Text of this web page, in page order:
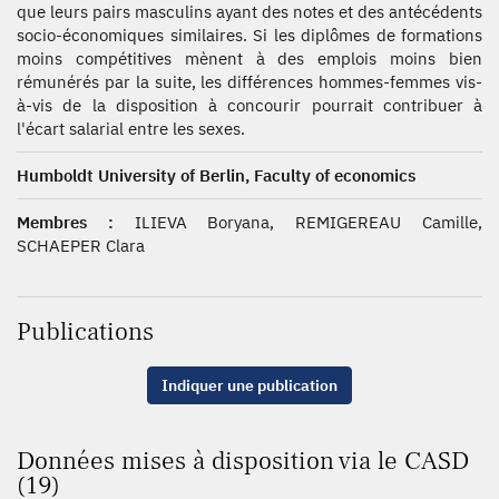
que leurs pairs masculins ayant des notes et des antécédents
socio-économiques similaires. Si les diplômes de formations
moins compétitives mènent à des emplois moins bien
rémunérés par la suite, les différences hommes-femmes vis-
à-vis de la disposition à concourir pourrait contribuer à
l'écart salarial entre les sexes.
Humboldt University of Berlin, Faculty of economics
Membres : ILIEVA Boryana, REMIGEREAU Camille,
SCHAEPER Clara
Publications
Indiquer une publication
Données mises à disposition via le CASD
(19)